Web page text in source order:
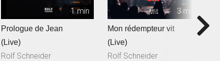
1 min
Prologue de Jean
(Live)
Rolf Schneider
3 min
Mon rédempteur vit
(Live)
Rolf Schneider